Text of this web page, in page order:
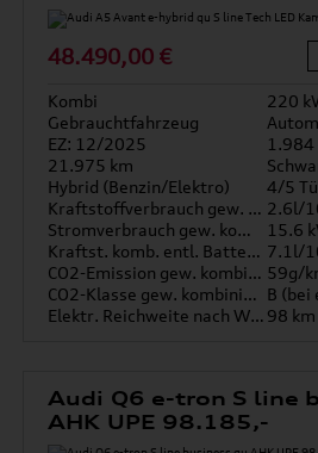
48.490,00 €
Kombi
220
Gebrauchtfahrzeug
EZ: 12/2025
1.984
21.975 km
Hybrid (Benzin/Elektro)
4/5
Kraftstoffverbrauch gew. kombiniert 2.6l/
Stromverbrauch gew. kombiniert
15.6
Kraftst. komb. entl. Batterie 7.1l/
CO2-Emission gew. kombiniert 59g/
CO2-Klasse gew. kombiniert B (bei
Elektr. Reichweite nach WLTP* 98 km
Audi Q6 e-tron S line
AHK UPE 98.185,-